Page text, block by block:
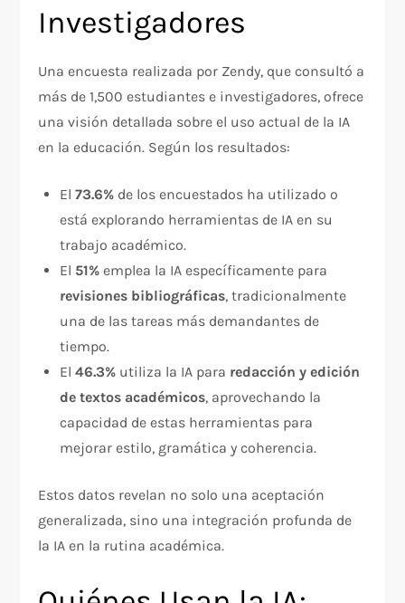
Investigadores
Una encuesta realizada por Zendy, que consultó a
más de 1,500 estudiantes e investigadores, ofrece
una visión detallada sobre el uso actual de la IA
en la educación. Según los resultados:
El73.6% de los encuestados ha utilizado o
está explorando herramientas de IA en su
trabajo académico.
El 51% emplea la IA específicamente para
revisiones bibliográficas, tradicionalmente
una de las tareas más demandantes de
tiempo.
El46.3% utiliza la IA para redacción y edición
de textos académicos, aprovechando la
capacidad de estas herramientas para
mejorar estilo, gramática y coherencia.
Estos datos revelan no solo una aceptación
generalizada, sino una integración profunda de
la IA en la rutina académica.